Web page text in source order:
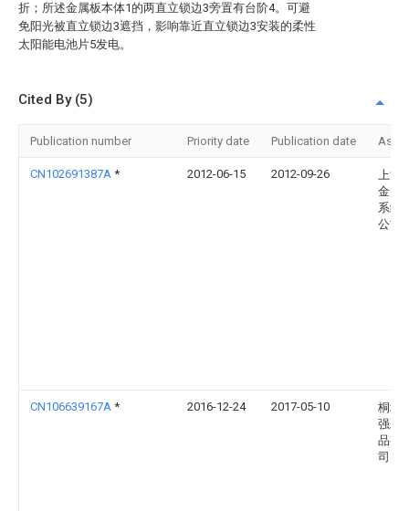
折；所述金属板本体1的两直立锁边3旁置有台阶4。可避
免阳光被直立锁边3遮挡，影响靠近直立锁边3安装的柔性
太阳能电池片5发电。
Cited By (5)
Publication number Priority date Publication date
CN102691387A * 2012-06-15 2012-09-26
上海
金属
系统
公司
CN106639167A * 2016-12-24 2017-05-10
桐城
强彩
品有
司